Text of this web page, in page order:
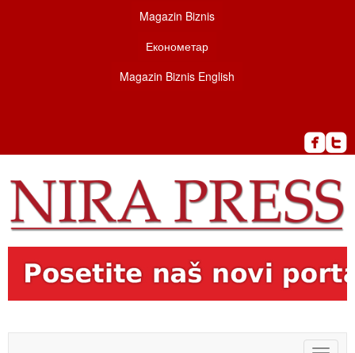
Magazin Biznis
Економетар
Magazin Biznis English